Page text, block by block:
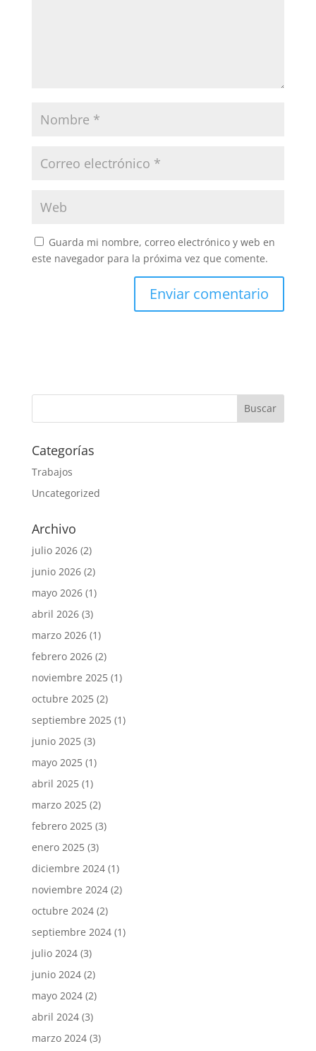
Guarda mi nombre, correo electrónico y web en
este navegador para la próxima vez que comente.
Categorías
Trabajos
Uncategorized
Archivo
julio 2026(2)
junio 2026(2)
mayo 2026(1)
abril 2026(3)
marzo 2026(1)
febrero 2026(2)
noviembre 2025(1)
octubre 2025(2)
septiembre 2025(1)
junio 2025(3)
mayo 2025(1)
abril 2025(1)
marzo 2025(2)
febrero 2025(3)
enero 2025(3)
diciembre 2024(1)
noviembre 2024(2)
octubre 2024(2)
septiembre 2024(1)
julio 2024(3)
junio 2024(2)
mayo 2024(2)
abril 2024(3)
marzo 2024(3)